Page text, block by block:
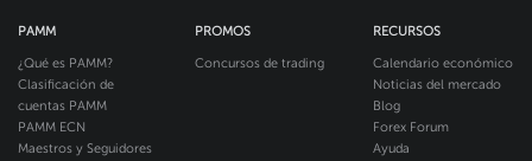
PAMM
¿Qué es PAMM?
Clasificación de
cuentas PAMM
PAMM ECN
Maestros y Seguidores
PROMOS
Concursos de trading
RECURSOS
Calendario económico
Noticias del mercado
Blog
Forex Forum
Ayuda